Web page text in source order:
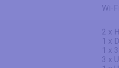
Wi-
2 x
1 x
1 x
3 x